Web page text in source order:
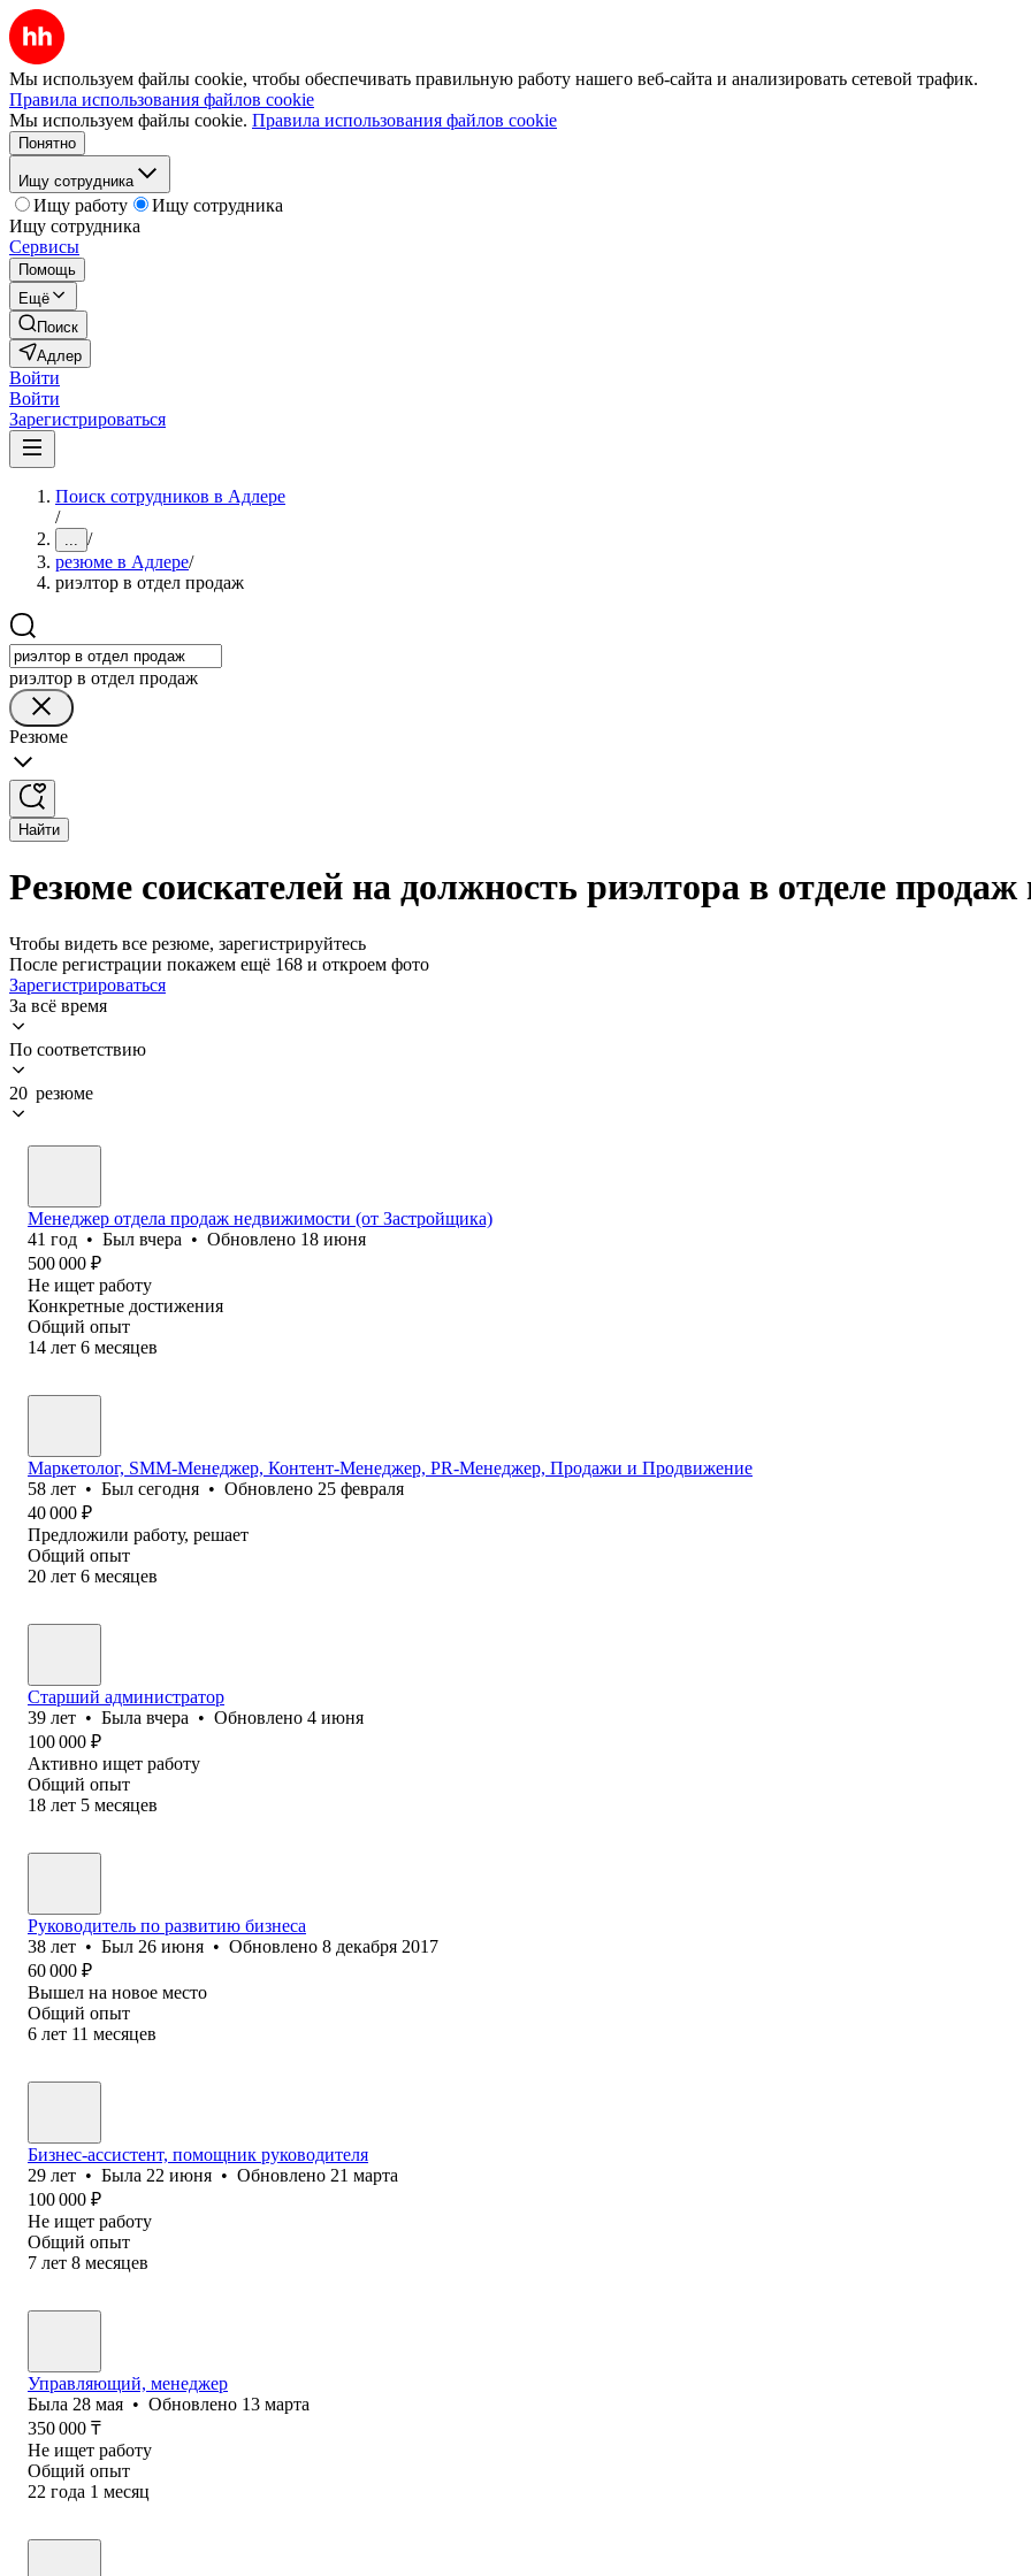
Мы используем файлы cookie, чтобы обеспечивать правильную работу нашего веб-сайта и анализировать сетевой трафик.
Правила использования файлов cookie
Мы используем файлы cookie. Правила использования файлов cookie
Понятно
Ищу сотрудника
Ищу работу
Ищу сотрудника
Ищу сотрудника
Сервисы
Помощь
Ещё
Поиск
Адлер
Войти
Войти
Зарегистрироваться
Поиск сотрудников в Адлере
/
... /
резюме в Адлере/
риэлтор в отдел продаж
риэлтор в отдел продаж
Резюме
Найти
Резюме соискателей на должность риэлтора в отделе продаж
Чтобы видеть все резюме, зарегистрируйтесь
После регистрации покажем ещё 168 и откроем фото
Зарегистрироваться
За всё время
По соответствию
20 резюме
Менеджер отдела продаж недвижимости (от Застройщика)
41 год • Был вчера • Обновлено 18 июня
500 000 ₽
Не ищет работу
Конкретные достижения
Общий опыт
14 лет 6 месяцев
Маркетолог, SMM-Менеджер, Контент-Менеджер, PR-Менеджер, Продажи и Продвижение
58 лет • Был сегодня • Обновлено 25 февраля
40 000 ₽
Предложили работу, решает
Общий опыт
20 лет 6 месяцев
Старший администратор
39 лет • Была вчера • Обновлено 4 июня
100 000 ₽
Активно ищет работу
Общий опыт
18 лет 5 месяцев
Руководитель по развитию бизнеса
38 лет • Был 26 июня • Обновлено 8 декабря 2017
60 000 ₽
Вышел на новое место
Общий опыт
6 лет 11 месяцев
Бизнес-ассистент, помощник руководителя
29 лет • Была 22 июня • Обновлено 21 марта
100 000 ₽
Не ищет работу
Общий опыт
7 лет 8 месяцев
Управляющий, менеджер
Была 28 мая • Обновлено 13 марта
350 000 ₸
Не ищет работу
Общий опыт
22 года 1 месяц